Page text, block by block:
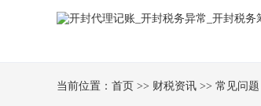
当前位置： 首页 >> 财税资讯 >> 常见问题